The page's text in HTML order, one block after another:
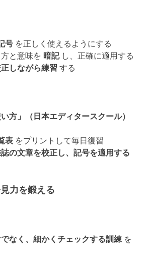
号 を正しく使えるようにする
と意味を 暗記し、正確に適用する
しながら練習 する
い方」（日本エディタースクール）
表 をプリントして毎日復習
の文章を校正し、記号を適用する
力を鍛える
なく、細かくチェックする訓練 を